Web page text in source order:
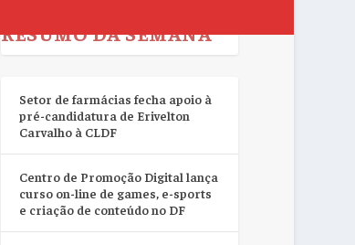
RESUMO DA SEMANA
Setor de farmácias fecha apoio à
pré-candidatura de Erivelton
Carvalho à CLDF
Centro de Promoção Digital lança
curso on-line de games, e-sports
e criação de conteúdo no DF